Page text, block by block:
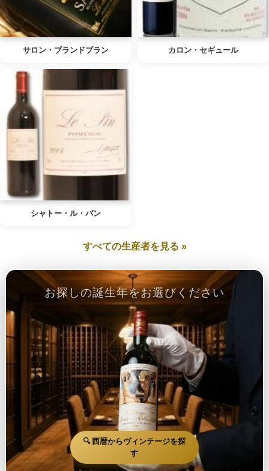
サロン・ブランドブラン カロン・セギュール
シャトー・ル・パン
すべての生産者を見る »
お探しの誕生年をお選びください
🔍 西暦からヴィンテージを探
す